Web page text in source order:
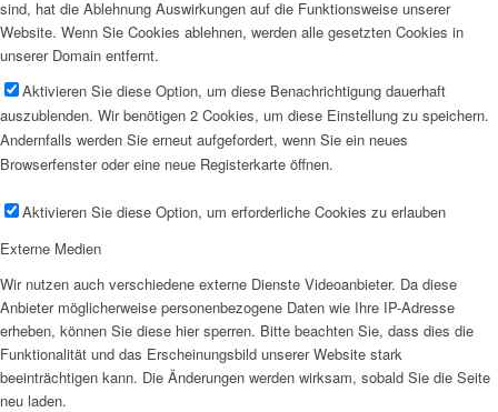
sind, hat die Ablehnung Auswirkungen auf die Funktionsweise unserer
Website. Wenn Sie Cookies ablehnen, werden alle gesetzten Cookies in
unserer Domain entfernt.
Aktivieren Sie diese Option, um diese Benachrichtigung dauerhaft
auszublenden. Wir benötigen 2 Cookies, um diese Einstellung zu speichern.
Andernfalls werden Sie erneut aufgefordert, wenn Sie ein neues
Browserfenster oder eine neue Registerkarte öffnen.
Aktivieren Sie diese Option, um erforderliche Cookies zu erlauben
Externe Medien
Wir nutzen auch verschiedene externe Dienste Videoanbieter. Da diese
Anbieter möglicherweise personenbezogene Daten wie Ihre IP-Adresse
erheben, können Sie diese hier sperren. Bitte beachten Sie, dass dies die
Funktionalität und das Erscheinungsbild unserer Website stark
beeinträchtigen kann. Die Änderungen werden wirksam, sobald Sie die Seite
neu laden.